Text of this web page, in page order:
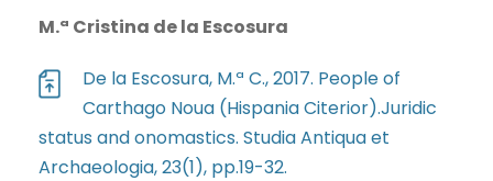
M.ª Cristina de la Escosura
De la Escosura, M.ª C., 2017. People of
Carthago Noua (Hispania Citerior).Juridic
status and onomastics. Studia Antiqua et
Archaeologia, 23(1), pp.19-32.